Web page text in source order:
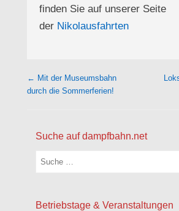
finden Sie auf unserer Seite
der Nikolausfahrten
Beitragsnavigation
← Mit der Museumsbahn
durch die Sommerferien!
Suche auf dampfbahn.net
Suchen
Betriebstage & Veranstaltungen